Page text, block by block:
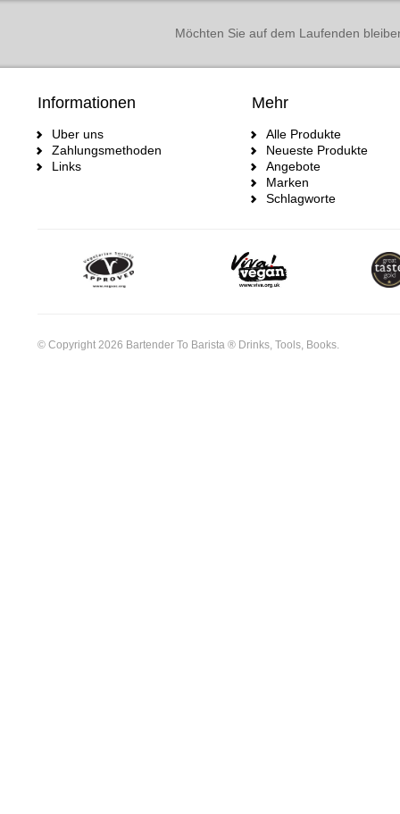
Möchten Sie auf dem Laufenden
Informationen
Uber uns
Zahlungsmethoden
Links
Mehr
Alle Produkte
Neueste Produkte
Angebote
Marken
Schlagworte
© Copyright 2026 Bartender To Barista ® Drinks, Tools, Books.